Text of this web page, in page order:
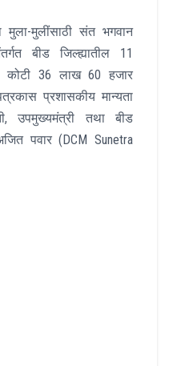
मुला-मुलींसाठी संत भगवान
बीड जिल्ह्यातील 11
कोटी 36 लाख 60 हजार
प्रशासकीय मान्यता
उपमुख्यमंत्री तथा बीड
पवार (DCM Sunetra